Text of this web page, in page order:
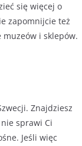
się więcej o
zapomnijcie też
muzeów i sklepów.
Znajdziesz
sprawi Ci
Jeśli więc